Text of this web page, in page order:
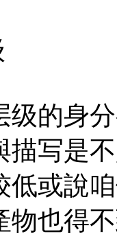
级的身
描写是
低或說
物也得